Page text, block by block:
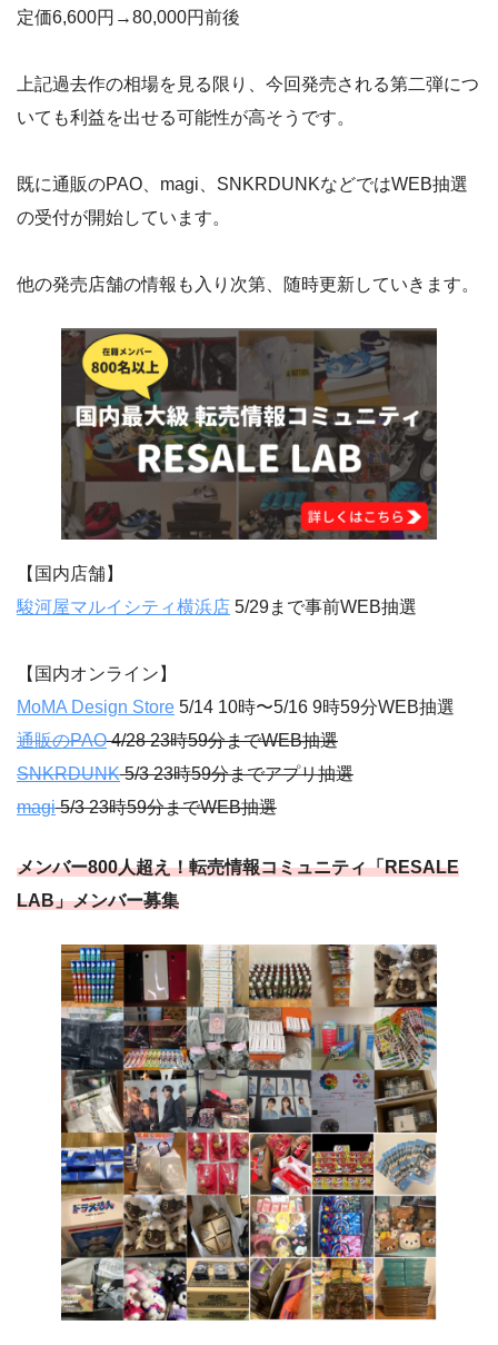
定価6,600円→80,000円前後
上記過去作の相場を見る限り、今回発売される第二弾につ
いても利益を出せる可能性が高そうです。
既に通販のPAO、magi、SNKRDUNKなどではWEB抽選
の受付が開始しています。
他の発売店舗の情報も入り次第、随時更新していきます。
【国内店舗】
駿河屋マルイシティ横浜店 5/29まで事前WEB抽選
【国内オンライン】
MoMA Design Store 5/14 10時〜5/16 9時59分WEB抽選
通販のPAO4/28 23時59分までWEB抽選
SNKRDUNK5/3 23時59分までアプリ抽選
magi5/3 23時59分までWEB抽選
メンバー800人超え！転売情報コミュニティ「RESALE
LAB」メンバー募集